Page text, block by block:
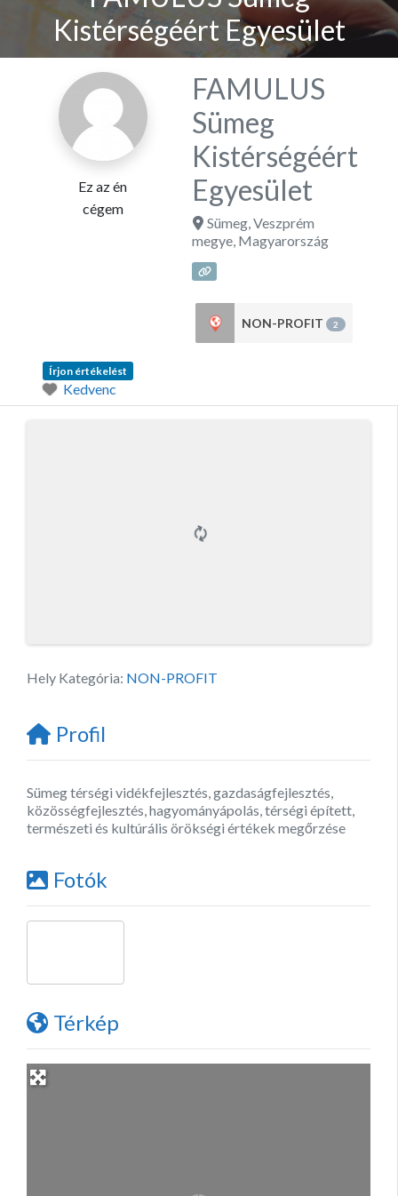
Kistérségéért Egyesület
Ez az én
cégem
FAMULUS
Sümeg
Kistérségéért
Egyesület
Sümeg,Veszprém
megye, Magyarország
NON-PROFIT 2
Írjon értékelést
Kedvenc
Hely Kategória: NON-PROFIT
Profil
Sümeg térségi vidékfejlesztés, gazdaságfejlesztés,
közösségfejlesztés, hagyományápolás, térségi épített,
természeti és kultúrális örökségi értékek megőrzése
Fotók
Térkép